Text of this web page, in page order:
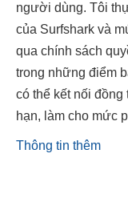
người dùng. Tôi
của Surfshark và
qua chính sách
trong những điểm
có thể kết nối
hạn, làm cho mức
Thông tin thêm